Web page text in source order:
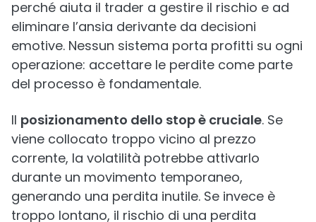
perché aiuta il trader a gestire il rischio e ad
eliminare l’ansia derivante da decisioni
emotive. Nessun sistema porta profitti su ogni
operazione: accettare le perdite come parte
del processo è fondamentale.
Il posizionamento dello stop è cruciale. Se
viene collocato troppo vicino al prezzo
corrente, la volatilità potrebbe attivarlo
durante un movimento temporaneo,
generando una perdita inutile. Se invece è
troppo lontano, il rischio di una perdita